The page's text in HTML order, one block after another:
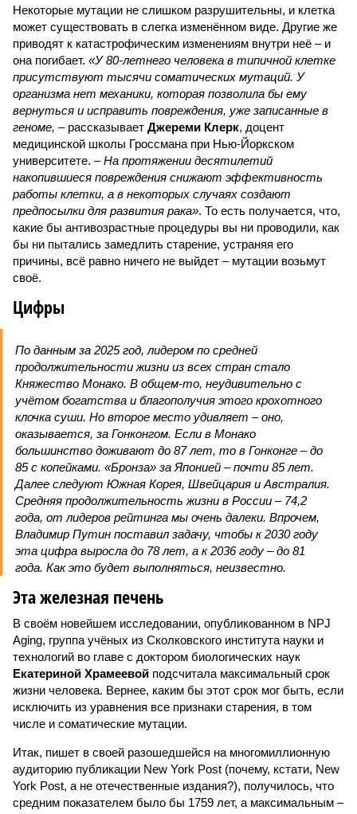
Некоторые мутации не слишком разрушительны, и клетка
может существовать в слегка изменённом виде. Другие же
приводят к катастрофическим изменениям внутри неё – и
она погибает. «У 80-летнего человека в типичной клетке
присутствуют тысячи соматических мутаций. У
организма нет механики, которая позволила бы ему
вернуться и исправить повреждения, уже записанные в
геноме, – рассказывает Джереми Клерк, доцент
медицинской школы Гроссмана при Нью-Йоркском
университете. – На протяжении десятилетий
накопившиеся повреждения снижают эффективность
работы клетки, а в некоторых случаях создают
предпосылки для развития рака». То есть получается, что,
какие бы антивозрастные процедуры вы ни проводили, как
бы ни пытались замедлить старение, устраняя его
причины, всё равно ничего не выйдет – мутации возьмут
своё.
Цифры
По данным за 2025 год, лидером по средней
продолжительности жизни из всех стран стало
Княжество Монако. В общем-то, неудивительно с
учётом богатства и благополучия этого крохотного
клочка суши. Но второе место удивляет – оно,
оказывается, за Гонконгом. Если в Монако
большинство доживают до 87 лет, то в Гонконге – до
85 с копейками. «Бронза» за Японией – почти 85 лет.
Далее следуют Южная Корея, Швейцария и Австралия.
Средняя продолжительность жизни в России – 74,2
года, от лидеров рейтинга мы очень далеки. Впрочем,
Владимир Путин поставил задачу, чтобы к 2030 году
эта цифра выросла до 78 лет, а к 2036 году – до 81
года. Как это будет выполняться, неизвестно.
Эта железная печень
В своём новейшем исследовании, опубликованном в NPJ
Aging, группа учёных из Сколковского института науки и
технологий во главе с доктором биологических наук
Екатериной Храмеевой подсчитала максимальный срок
жизни человека. Вернее, каким бы этот срок мог быть, если
исключить из уравнения все признаки старения, в том
числе и соматические мутации.
Итак, пишет в своей разошедшейся на многомиллионную
аудиторию публикации New York Post (почему, кстати, New
York Post, а не отечественные издания?), получилось, что
средним показателем было бы 1759 лет, а максимальным –